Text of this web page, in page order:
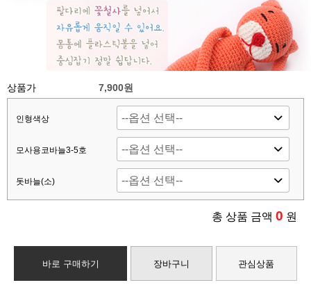
상품가 7,900원
인형색상
모사용코바늘3-5호
돗바늘(소)
총 상품 금액 0 원
바로 구매하기 장바구니 관심상품